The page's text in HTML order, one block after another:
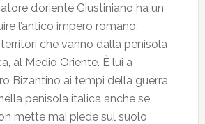
d’oriente Giustiniano ha un
l’antico impero romano,
che vanno dalla penisola
al Medio Oriente. È lui a
Bizantino ai tempi della guerra
penisola italica anche se,
mette mai piede sul suolo